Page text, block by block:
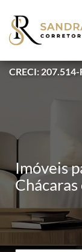
CRECI: 207.514-
Imóveis